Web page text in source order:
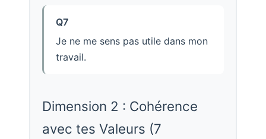
Q7
Je ne me sens pas utile dans mon
travail.
Dimension 2 : Cohérence
avec tes Valeurs (7